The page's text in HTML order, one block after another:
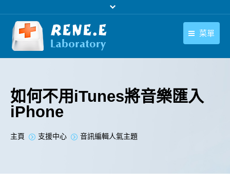
菜單
下載中心
聯絡我們
如何不用iTunes將音樂匯入
iPhone
您在此处：
主頁 支援中心 音訊編輯人氣主題